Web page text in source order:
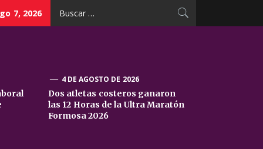
7, 2026
4 DE AGOSTO DE 2026
Dos atletas costeros ganaron
las 12 Horas de la Ultra Maratón
Formosa 2026